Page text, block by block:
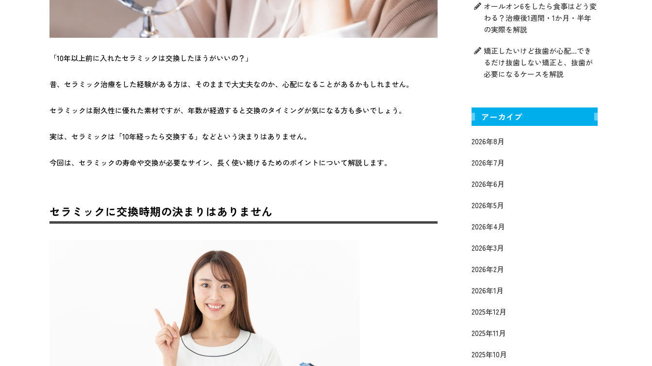
「10年以上前に入れたセラミックは交換したほうがいいの？」
昔、セラミック治療をした経験がある方は、そのままで大丈夫なのか、心配になることがあるかもしれません。
セラミックは耐久性に優れた素材ですが、年数が経過すると交換のタイミングが気になる方も多いでしょう。
実は、セラミックは「10年経ったら交換する」などという決まりはありません。
今回は、セラミックの寿命や交換が必要なサイン、長く使い続けるためのポイントについて解説します。
セラミックに交換時期の決まりはありません
オールオン6をしたら食事はどう変
わる？治療後1週間・1か月・半年
の実際を解説
矯正したいけど抜歯が心配…でき
るだけ抜歯しない矯正と、抜歯が
必要になるケースを解説
アーカイブ
2026年8月
2026年7月
2026年6月
2026年5月
2026年4月
2026年3月
2026年2月
2026年1月
2025年12月
2025年11月
2025年10月